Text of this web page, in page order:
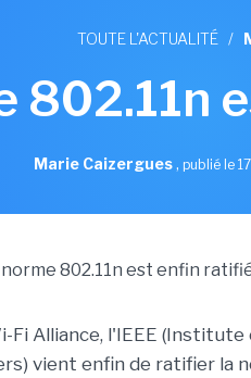
TOUTE L'ACTUALITÉ /
802.11n
Marie Caizergues, publié le
Fi Alliance, l'IEEE
vient enfin de ratifier la